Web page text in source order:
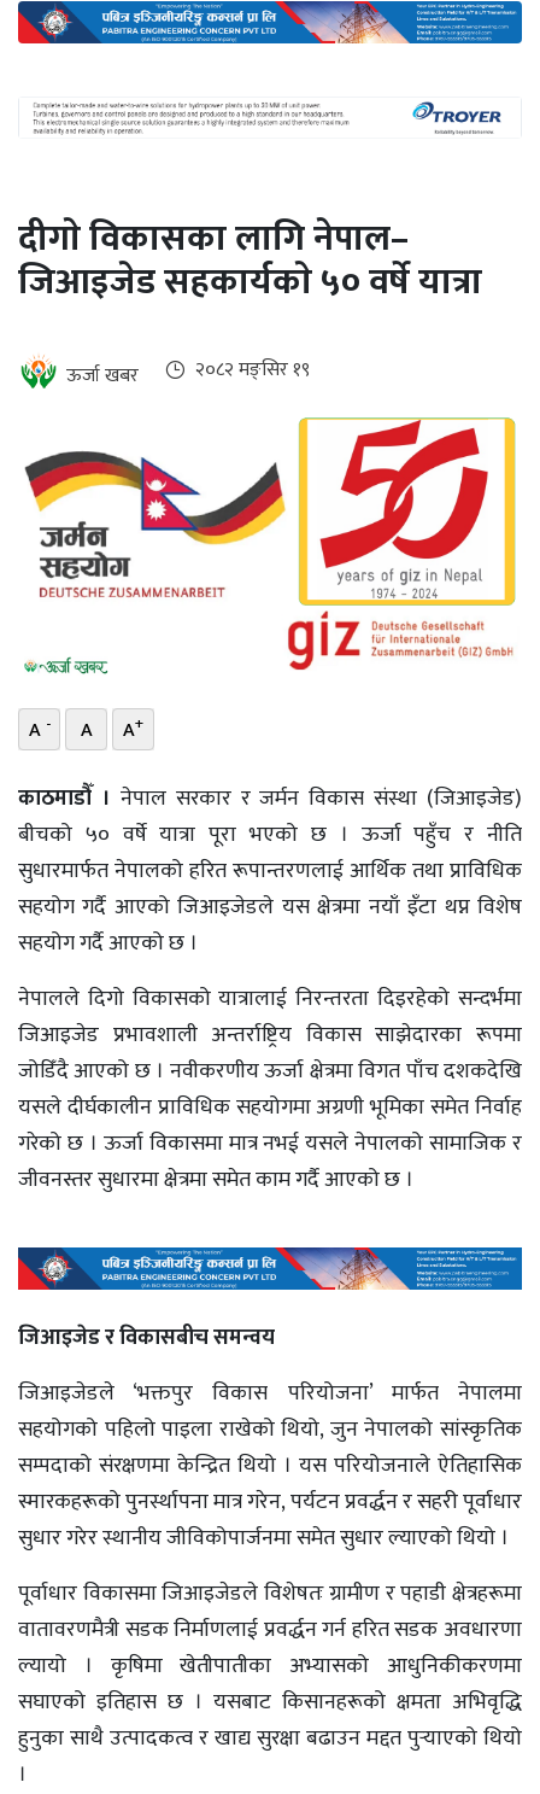
ऊर्जा
दक्षता
खबर
हरित
इभी
बैंक
पर्यटन
भिडियो
प्रोफाइल
ऊर्जा
विशेष
दीगाे विकासका लागि नेपाल–
जिआइजेड सहकार्यकाे ५० वर्षे यात्रा
ऊर्जा खबर २०८२ मङ्सिर १९
A - A A+
काठमाडौँ । नेपाल सरकार र जर्मन विकास संस्था (जिआइजेड)
बीचको ५० वर्षे यात्रा पूरा भएको छ । ऊर्जा पहुँच र नीति
सुधारमार्फत नेपालको हरित रूपान्तरणलाई आर्थिक तथा प्राविधिक
सहयोग गर्दै आएको जिआइजेडले यस क्षेत्रमा नयाँ इँटा थप्न विशेष
सहयोग गर्दै आएको छ ।
नेपालले दिगो विकासको यात्रालाई निरन्तरता दिइरहेको सन्दर्भमा
जिआइजेड प्रभावशाली अन्तर्राष्ट्रिय विकास साझेदारका रूपमा
जोडिँदै आएको छ । नवीकरणीय ऊर्जा क्षेत्रमा विगत पाँच दशकदेखि
यसले दीर्घकालीन प्राविधिक सहयोगमा अग्रणी भूमिका समेत निर्वाह
गरेको छ । ऊर्जा विकासमा मात्र नभई यसले नेपालको सामाजिक र
जीवनस्तर सुधारमा क्षेत्रमा समेत काम गर्दै आएको छ ।
जिआइजेड र विकासबीच समन्वय
जिआइजेडले ‘भक्तपुर विकास परियोजना’ मार्फत नेपालमा
सहयोगको पहिलो पाइला राखेको थियो, जुन नेपालको सांस्कृतिक
सम्पदाको संरक्षणमा केन्द्रित थियो । यस परियोजनाले ऐतिहासिक
स्मारकहरूको पुनर्स्थापना मात्र गरेन, पर्यटन प्रवर्द्धन र सहरी पूर्वाधार
सुधार गरेर स्थानीय जीविकोपार्जनमा समेत सुधार ल्याएको थियो ।
पूर्वाधार विकासमा जिआइजेडले विशेषतः ग्रामीण र पहाडी क्षेत्रहरूमा
वातावरणमैत्री सडक निर्माणलाई प्रवर्द्धन गर्न हरित सडक अवधारणा
ल्यायो । कृषिमा खेतीपातीका अभ्यासको आधुनिकीकरणमा
सघाएको इतिहास छ । यसबाट किसानहरूको क्षमता अभिवृद्धि
हुनुका साथै उत्पादकत्व र खाद्य सुरक्षा बढाउन मद्दत पुर्‍याएको थियो
।